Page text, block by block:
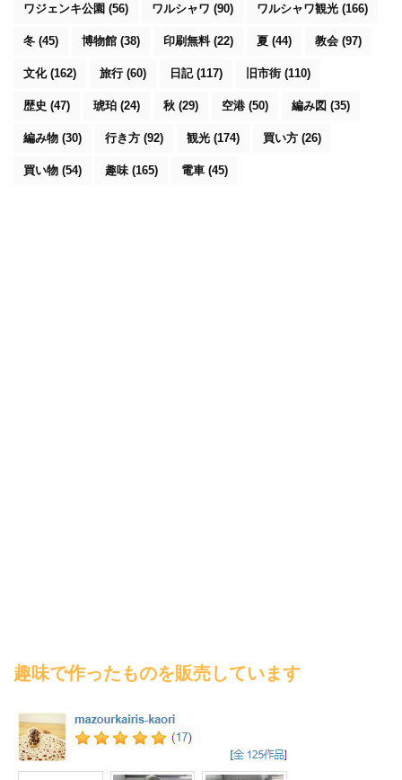
ワジェンキ公園 (56) ワルシャワ (90) ワルシャワ観光 (166)
冬 (45) 博物館 (38) 印刷無料(22) 夏 (44) 教会 (97)
文化(162) 旅行 (60) 日記(117) 旧市街 (110)
歴史 (47) 琥珀 (24) 秋 (29) 空港 (50) 編み図 (35)
編み物 (30) 行き方 (92) 観光 (174) 買い方 (26)
買い物 (54) 趣味(165) 電車 (45)
趣味で作ったものを販売しています